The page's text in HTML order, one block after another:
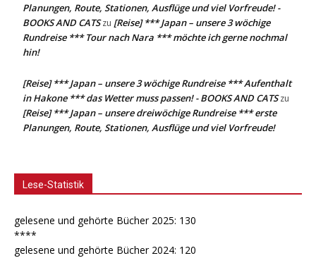
Planungen, Route, Stationen, Ausflüge und viel Vorfreude! -
BOOKS AND CATSzu [Reise] *** Japan – unsere 3 wöchige
Rundreise *** Tour nach Nara *** möchte ich gerne nochmal
hin!
[Reise] *** Japan – unsere 3 wöchige Rundreise *** Aufenthalt
in Hakone *** das Wetter muss passen! - BOOKS AND CATSzu
[Reise] *** Japan – unsere dreiwöchige Rundreise *** erste
Planungen, Route, Stationen, Ausflüge und viel Vorfreude!
Lese-Statistik
gelesene und gehörte Bücher 2025: 130
****
gelesene und gehörte Bücher 2024: 120